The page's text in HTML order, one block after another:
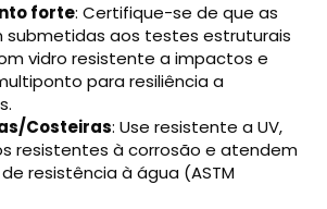
forte: Certifique-se de que as
submetidas aos testes estruturais
vidro resistente a impactos e
para resiliência a
Costeiras: Use resistente a UV,
resistentes à corrosão e atendem
resistência à água (ASTM